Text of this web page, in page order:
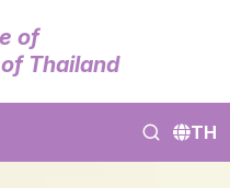
of
Thailand
TH